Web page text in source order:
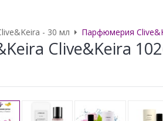
- 30 мл Парфюмерия
Clive&Keira